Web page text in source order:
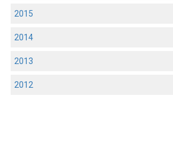
2015
2014
2013
2012